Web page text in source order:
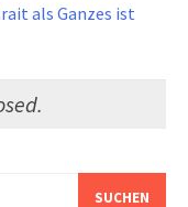
als Ganzes ist